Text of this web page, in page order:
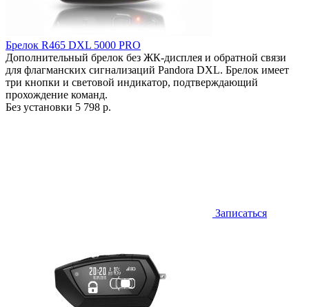
Брелок R465 DXL 5000 PRO
Дополнительный брелок без ЖК-дисплея и обратной связи
для флагманских сигнализаций Pandora DXL. Брелок имеет
три кнопки и световой индикатор, подтверждающий
прохождение команд.
Без установки 5 798 р.
Записаться